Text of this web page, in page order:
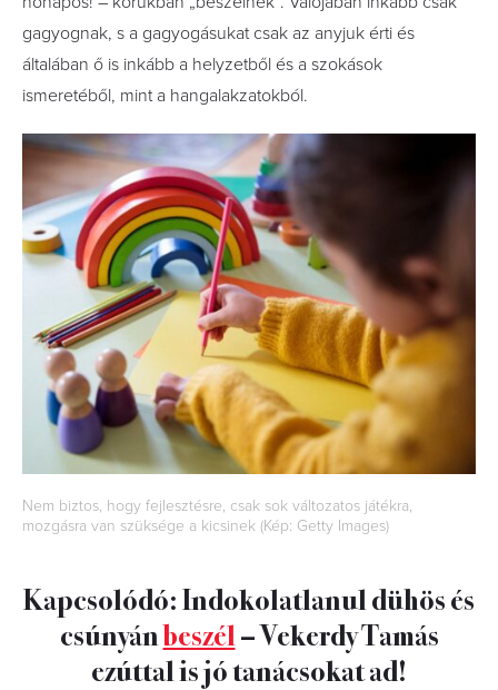
gagyognak, s a gagyogásukat csak az anyjuk érti és
általában ő is inkább a helyzetből és a szokások
ismeretéből, mint a hangalakzatokból.
Nem biztos, hogy fejlesztésre, csak sok változatos játékra,
mozgásra van szüksége a kicsinek (Kép: Getty Images)
Kapcsolódó: Indokolatlanul dühös és
csúnyánbeszél– Vekerdy Tamás
ezúttal is jó tanácsokat ad!